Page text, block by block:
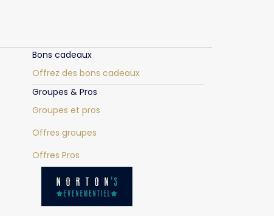
Bons cadeaux
Offrez des bons cadeaux
Groupes & Pros
Groupes et pros
Offres groupes
Offres Pros